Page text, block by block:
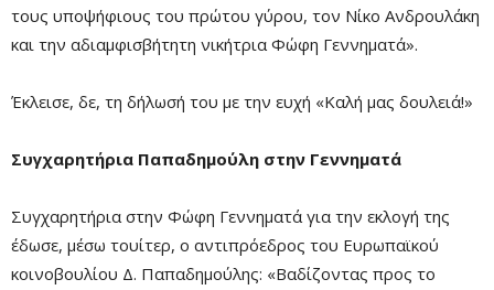
τους υποψήφιους του πρώτου γύρου, τον Νίκο Ανδρουλάκη
και την αδιαμφισβήτητη νικήτρια Φώφη Γεννηματά».
Έκλεισε, δε, τη δήλωσή του με την ευχή «Καλή μας δουλειά!»
Συγχαρητήρια Παπαδημούλη στην Γεννηματά
Συγχαρητήρια στην Φώφη Γεννηματά για την εκλογή της
έδωσε, μέσω τουίτερ, ο αντιπρόεδρος του Ευρωπαϊκού
κοινοβουλίου Δ. Παπαδημούλης: «Βαδίζοντας προς το